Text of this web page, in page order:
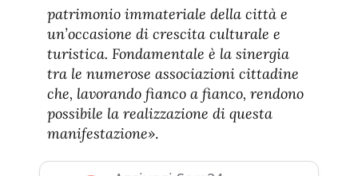
patrimonio immateriale della città e
un’occasione di crescita culturale e
turistica. Fondamentale è la sinergia
tra le numerose associazioni cittadine
che, lavorando fianco a fianco, rendono
possibile la realizzazione di questa
manifestazione».